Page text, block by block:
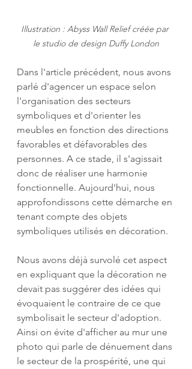
Illustration : Abyss Wall Relief créée par
le studio de design Duffy London
Dans l'article précédent, nous avons
parlé d'agencer un espace selon
l'organisation des secteurs
symboliques et d'orienter les
meubles en fonction des directions
favorables et défavorables des
personnes. A ce stade, il s'agissait
donc de réaliser une harmonie
fonctionnelle. Aujourd'hui, nous
approfondissons cette démarche en
tenant compte des objets
symboliques utilisés en décoration.
Nous avons déjà survolé cet aspect
en expliquant que la décoration ne
devait pas suggérer des idées qui
évoquaient le contraire de ce que
symbolisait le secteur d'adoption.
Ainsi on évite d'afficher au mur une
photo qui parle de dénuement dans
le secteur de la prospérité, une qui